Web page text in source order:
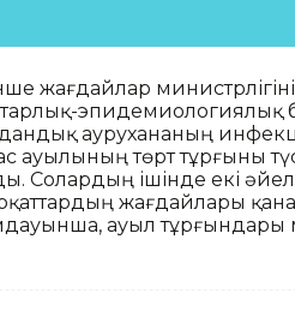
жағдайлар
эпидемиологиялық
аурухананың
ауылының төрт тұрғыны
Солардың ішінде екі
жағдайлары
ауыл тұрғындары